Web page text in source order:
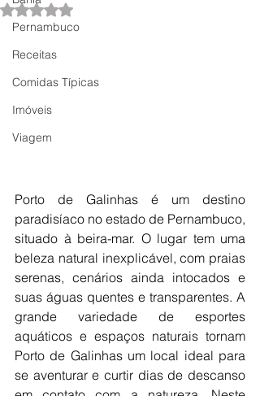
Pernambuco
Receitas
Comidas Típicas
Imóveis
Viagem
Avaliado com NaN de 5 estrelas.
Porto de Galinhas é um destino
paradisíaco no estado de Pernambuco,
situado à beira-mar. O lugar tem uma
beleza natural inexplicável, com praias
serenas, cenários ainda intocados e
suas águas quentes e transparentes. A
grande variedade de esportes
aquáticos e espaços naturais tornam
Porto de Galinhas um local ideal para
se aventurar e curtir dias de descanso